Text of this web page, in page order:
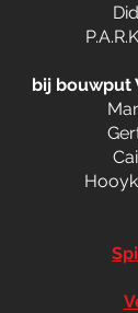
bij bouwput